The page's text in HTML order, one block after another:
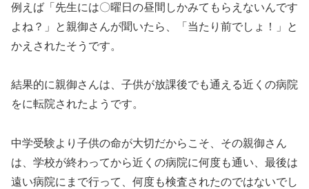
例えば「先生には〇曜日の昼間しかみてもらえないんです
よね？」と親御さんが聞いたら、「当たり前でしょ！」と
かえされたそうです。
結果的に親御さんは、子供が放課後でも通える近くの病院
をに転院されたようです。
中学受験より子供の命が大切だからこそ、その親御さん
は、学校が終わってから近くの病院に何度も通い、最後は
遠い病院にまで行って、何度も検査されたのではないでし